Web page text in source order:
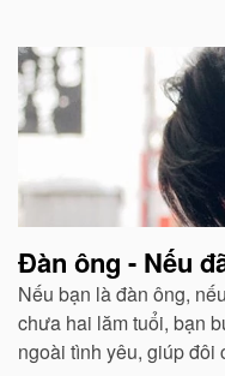
Đàn ông - Nếu
Nếu bạn là đàn ông,
chưa hai lăm tuổi, bạn
ngoài tình yêu, giúp